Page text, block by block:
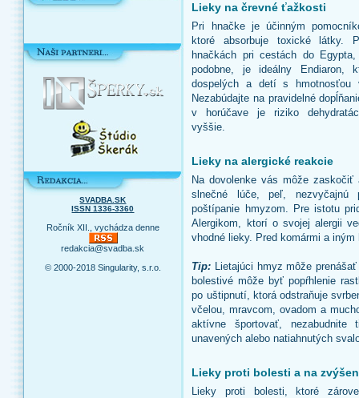
SVADBA.SK
ISSN 1336-3360
Ročník XII., vychádza denne
redakcia@svadba.sk
© 2000-2018 Singularity, s.r.o.
Lieky na črevné ťažkosti
Pri hnačke je účinným
ktoré absorbuje toxické látky.
hnačkách pri cestách do
podobne, je ideálny Endiaron,
dospelých a detí s hmotnosťou
Nezabúdajte na pravidelné
v horúčave je riziko
vyššie.
Lieky na alergické reakcie
Na dovolenke vás môže zaskočiť
slnečné lúče, peľ, nezvyčajnú
poštípanie hmyzom. Pre istotu
Alergikom, ktorí o svojej alergii
vhodné lieky. Pred komármi a
Tip: Lietajúci hmyz môže
bolestivé môže byť popŕhlenie
po uštipnutí, ktorá odstraňuje
včelou, mravcom, ovadom a
aktívne športovať,
unavených alebo natiahnutých
Lieky proti bolesti a na
Lieky proti bolesti, ktoré